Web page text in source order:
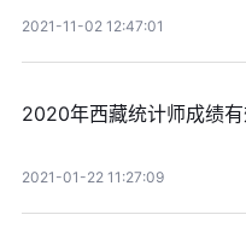
2021-11-02 12:47:01
2020年西藏统计师成绩
2021-01-22 11:27:09